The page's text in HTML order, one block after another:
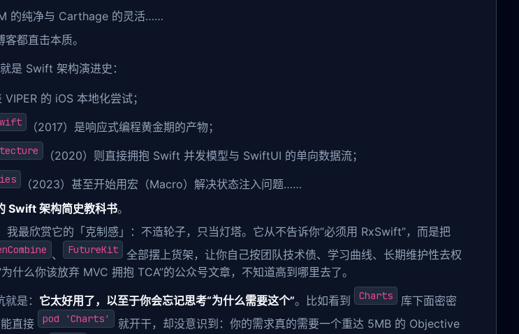
的纯净与 Carthage 的灵活……
都直击本质。
是 Swift 架构演进史：
VIPER 的 iOS 本地化尝试；
（2017）是响应式编程黄金期的产物；
（2020）则直接拥抱 Swift 并发模型与 SwiftUI 的单向数据流；
（2023）甚至开始用宏（Macro）解决状态注入问题……
Swift 架构简史教科书。
最欣赏它的「克制感」：不造轮子，只当灯塔。它从不告诉你“必须用 RxSwift”，而是把
、 FutureKit
全部摆上货架，让你自己按团队技术债、学习曲线、长期维护性去权
什么你该放弃 MVC 拥抱 TCA”的公众号文章，不知道高到哪里去了。
是： 它太好用了，以至于你会忘记思考“为什么需要这个”。比如看到 Charts
库下面密密
直接
pod 'Charts'
就开干，却没意识到：你的需求真的需要一个重达 5MB 的 Objective